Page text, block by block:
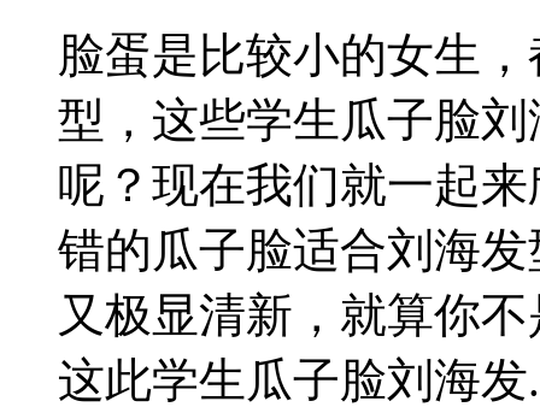
脸蛋是比较小的女生
型，这些学生瓜子脸
呢？现在我们就一起
错的瓜子脸适合刘海
又极显清新，就算你
这此学生瓜子脸刘海发